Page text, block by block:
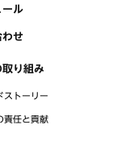
ール
わせ
り組み
ストーリー
責任と貢献